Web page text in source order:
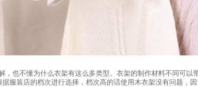
，也不懂为什么衣架有这么多类型。衣架的制作材料不同可以
服装店的档次进行选择，档次高的话使用木衣架没有问题，